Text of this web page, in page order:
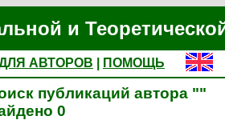
и
АВТОРОВ
ПОМОЩЬ
публикаций автора ""
0